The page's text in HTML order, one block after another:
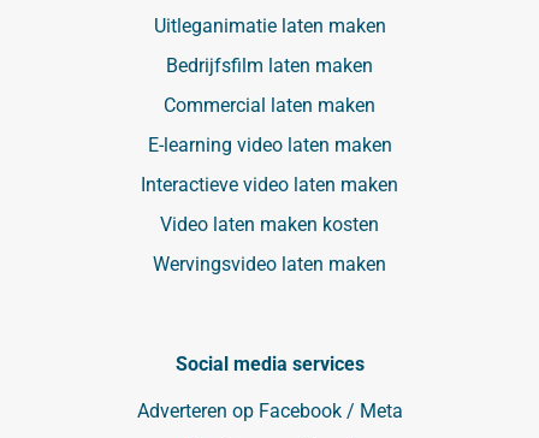
Uitleganimatie laten maken
Bedrijfsfilm laten maken
Commercial laten maken
E-learning video laten maken
Interactieve video laten maken
Video laten maken kosten
Wervingsvideo laten maken
Social media services
Adverteren op Facebook / Meta